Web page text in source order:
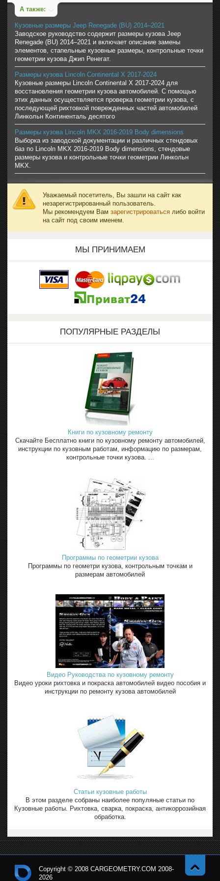
А также:
Кузовные размеры Jeep Renegade (BU) 2014–2021
Заводское руководство содержит размеры кузова Jeep
Renegade (BU) 2014–2021 и включает описание замены
элементов, стапельные кузовные размеры, контрольные точки
геометрии кузова Джип Ренегат.
Размеры кузова Lincoln Continental X 2017-2024
Кузовные размеры Lincoln Continental X 2017-2024 для
восстановления геометрии кузова автомобилей. С помощью
этих данных осуществляется проверка геометрии кузова, с
последующей рихтовкой поврежденных частей автомобилей
Линкольн Континенталь десятого
Размеры кузова Lincoln MKX 2016-2019 Body dimensions
Выборка из заводской документации и различных стендовых
баз по Lincoln MKX 2016-2019 Body dimensions, стендовые
размеры кузова и контрольные точки геометрии Линкольн
MKX.
Уважаемый посетитель, Вы зашли на сайт как
незарегистрированный пользователь.
Мы рекомендуем Вам зарегистрироваться либо войти
на сайт под своим именем.
МЫ ПРИНИМАЕМ
ПОПУЛЯРНЫЕ РАЗДЕЛЫ
Книги по кузовному ремонту
Скачайте Бесплатно книги по кузовному ремонту автомобилей,
инструкции по кузовным работам, информацию по размерам,
контрольные точки кузова. ...
Программы по геометрии кузова
Программы по геометри кузова, контрольным точкам и
размерам автомобилей
Видео Руководства по кузовному ремонту
Видео уроки рихтовка и покраска автомобилей видео пособия и
инструкции по ремонту кузова автомобилей
Статьи кузовные работы
В этом разделе собраны наиболее популяные статьи по
Кузовные работы. Рихтовка, сварка, покраска, антикоррозийная
обработка.
Copyright © 2008 CARGEOMETRY.COM 2008-
2026